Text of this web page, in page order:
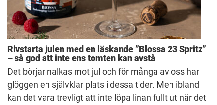
Rivstarta julen med en läskande ”Blossa 23 Spritz”
– så god att inte ens tomten kan avstå
Det börjar nalkas mot jul och för många av oss har
glöggen en självklar plats i dessa tider. Men ibland
kan det vara trevligt att inte löpa linan fullt ut när det